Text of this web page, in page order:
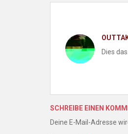
Dies
SCHREIBE EINEN
Deine E-Mail-Adresse